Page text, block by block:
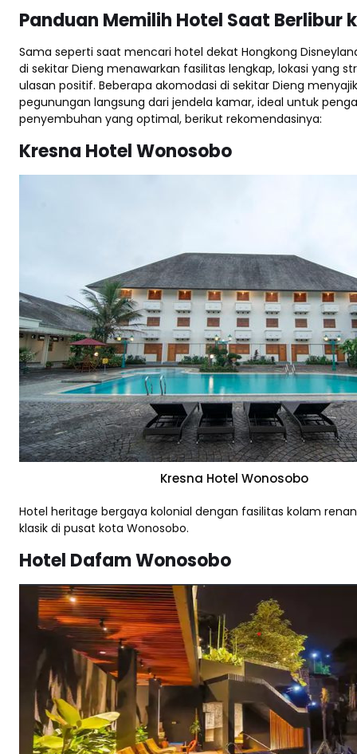
Panduan Memilih Hotel Saat Berlibur
Sama seperti saat mencari hotel dekat Hongkong
di sekitar Dieng menawarkan fasilitas lengkap, lokasi yang
ulasan positif. Beberapa akomodasi di sekitar Dieng
pegunungan langsung dari jendela kamar, ideal untuk
penyembuhan yang optimal, berikut rekomendasinya:
Kresna Hotel Wonosobo
Kresna Hotel Wonosobo
Hotel heritage bergaya kolonial dengan fasilitas kolam
klasik di pusat kota Wonosobo.
Hotel Dafam Wonosobo